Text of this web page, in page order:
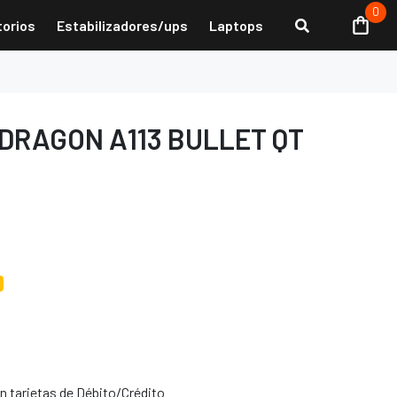
Estabilizadores/ups Laptops
0
A113 BULLET QT
tarjetas de Débito/Crédito